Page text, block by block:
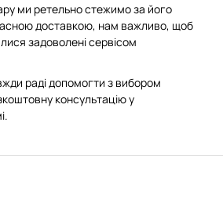
ми ретельно стежимо за його
доставкою, нам важливо, щоб
задоволені сервісом
раді допомогти з вибором
консультацію у